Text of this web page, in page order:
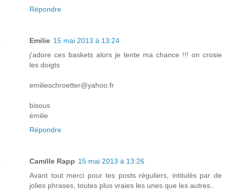
Répondre
Emilie 15 mai 2013 à 13:24
j'adore ces baskets alors je tente ma chance !!! on crosie
les doigts
emilieschroetter@yahoo.fr
bisous
émilie
Répondre
Camille Rapp 15 mai 2013 à 13:26
Avant tout merci pour tes posts réguliers, intitulés par de
jolies phrases, toutes plus vraies les unes que les autres..